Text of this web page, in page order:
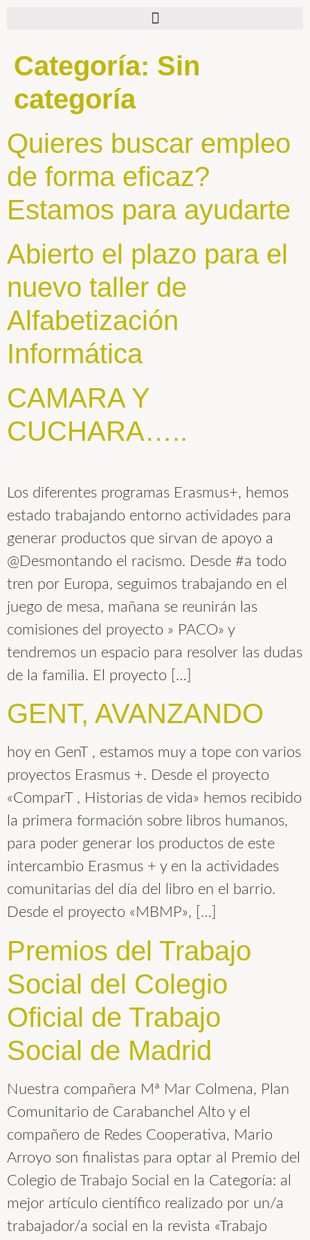
Categoría: Sin
categoría
Quieres buscar empleo
de forma eficaz?
Estamos para ayudarte
Abierto el plazo para el
nuevo taller de
Alfabetización
Informática
CAMARA Y
CUCHARA…..
Los diferentes programas Erasmus+, hemos
estado trabajando entorno actividades para
generar productos que sirvan de apoyo a
@Desmontando el racismo. Desde #a todo
tren por Europa, seguimos trabajando en el
juego de mesa, mañana se reunirán las
comisiones del proyecto » PACO» y
tendremos un espacio para resolver las dudas
de la familia. El proyecto […]
GENT, AVANZANDO
hoy en GenT , estamos muy a tope con varios
proyectos Erasmus +. Desde el proyecto
«ComparT , Historias de vida» hemos recibido
la primera formación sobre libros humanos,
para poder generar los productos de este
intercambio Erasmus + y en la actividades
comunitarias del día del libro en el barrio.
Desde el proyecto «MBMP», […]
Premios del Trabajo
Social del Colegio
Oficial de Trabajo
Social de Madrid
Nuestra compañera Mª Mar Colmena, Plan
Comunitario de Carabanchel Alto y el
compañero de Redes Cooperativa, Mario
Arroyo son finalistas para optar al Premio del
Colegio de Trabajo Social en la Categoría: al
mejor artículo científico realizado por un/a
trabajador/a social en la revista «Trabajo